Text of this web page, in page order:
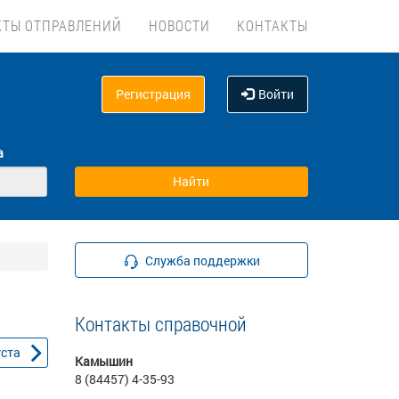
ОТПРАВЛЕНИЙ НОВОСТИ КОНТАКТЫ
Регистрация Войти
Служба поддержки
Контакты справочной
Камышин
8 (84457) 4-35-93